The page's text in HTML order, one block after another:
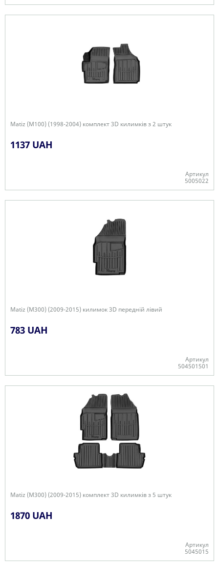
Matiz (M100) (1998-2004) комплект 3D килимків з 2 штук
1137 UAH
Артикул
5005022
Matiz (M300) (2009-2015) килимок 3D передній лівий
783 UAH
Артикул
504501501
Matiz (M300) (2009-2015) комплект 3D килимків з 5 штук
1870 UAH
Артикул
5045015